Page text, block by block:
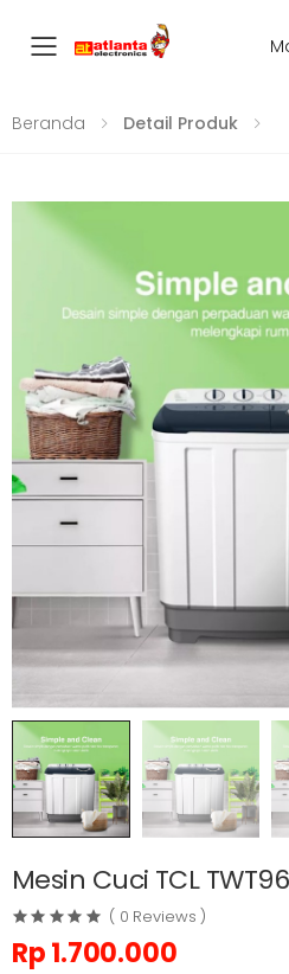
Toggle mobile
Beranda Detail Produk
Mesin Cuci TCL
( 0 Reviews )
Rp1.700.000